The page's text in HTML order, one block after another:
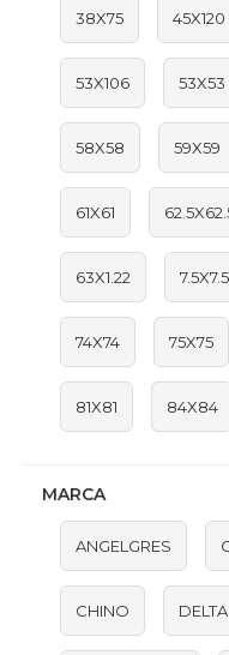
38X75 45X120
53X106 53X53
58X58 59X59
61X61
63X1.22 7.5X7.5
74X74 75X75
81X81 84X84
MARCA
ANGELGRES
CHINO DELTA